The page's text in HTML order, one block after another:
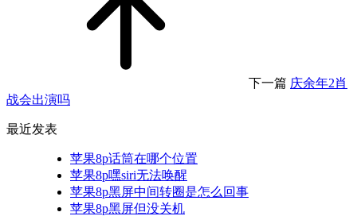
下一篇 庆余年2肖
战会出演吗
最近发表
苹果8p话筒在哪个位置
苹果8p嘿siri无法唤醒
苹果8p黑屏中间转圈是怎么回事
苹果8p黑屏但没关机